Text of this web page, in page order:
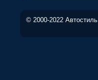
© 2000-2022 Автостиль